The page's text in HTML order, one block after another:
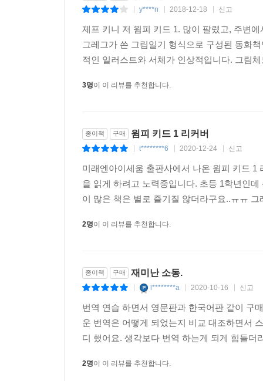
y****n 2018-12-18 신고
제프 키니 저 윔피 키드 1. 많이 팔렸고, 주변
그레그가 쓴 그림일기 형식으로 구성된 동화
적인 일러스트와 서체가 인상적입니다. 그림
3명이 이 리뷰를 추천합니다.
종이책 구매 윔피 키드 1 리커버
t********6 2020-12-24 신고
미래엔아이세움 출판사에서 나온 윔피 키드
을 읽게 하려고 노력중입니다. 초등 1학년인
이 많은 책은 별로 즐기질 않더라구요..ㅠㅠ
2명이 이 리뷰를 추천합니다.
종이책 구매 재미난 소동.
l********a 2020-10-16 신고
번역 연습 하면서 영문판과 한국어판 같이 구
운 번역은 어떻게 되었는지 비교 대조하면서
디 했어요. 생각보다 번역 하는게 되게 힘들
2명이 이 리뷰를 추천합니다.